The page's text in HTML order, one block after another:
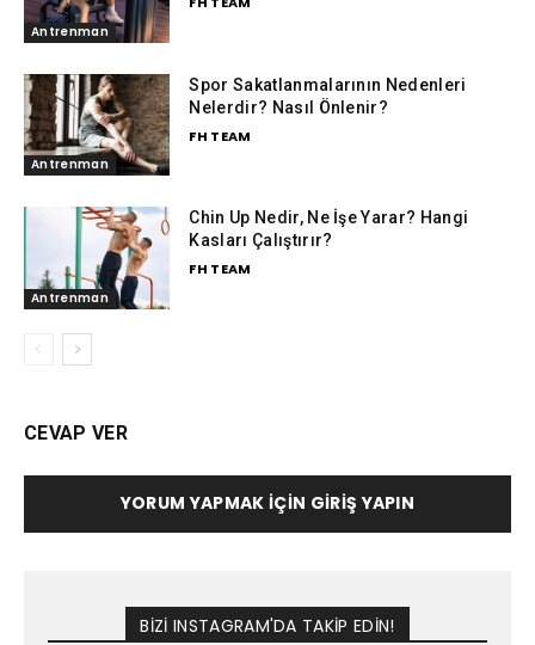
Antrenman
Antrenman
Spor Sakatlanmalarının Nedenleri
Nelerdir? Nasıl Önlenir?
FH TEAM
Antrenman
Chin Up Nedir, Ne İşe Yarar? Hangi
Kasları Çalıştırır?
FH TEAM
CEVAP VER
YORUM YAPMAK İÇIN GIRIŞ YAPIN
BİZİ INSTAGRAM'DA TAKİP EDİN!